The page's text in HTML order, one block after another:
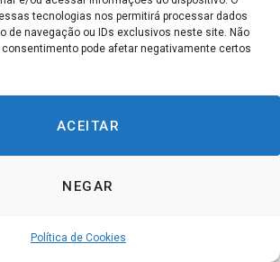
tecnologias nos permitirá processar dados
de navegação ou IDs exclusivos neste site. Não
pode afetar negativamente certos
ACEITAR
NEGAR
Política de Cookies